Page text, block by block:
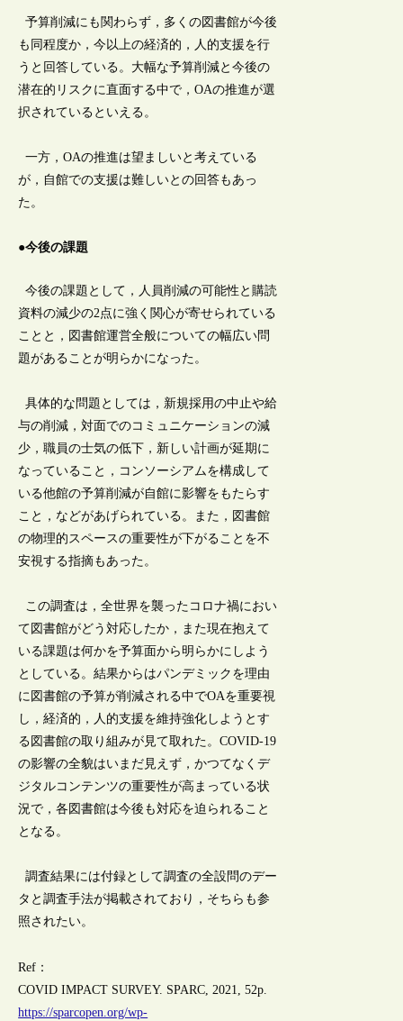
予算削減にも関わらず，多くの図書館が今後
も同程度か，今以上の経済的，人的支援を行
うと回答している。大幅な予算削減と今後の
潜在的リスクに直面する中で，OAの推進が選
択されているといえる。
一方，OAの推進は望ましいと考えている
が，自館での支援は難しいとの回答もあっ
た。
●今後の課題
今後の課題として，人員削減の可能性と購読
資料の減少の2点に強く関心が寄せられている
ことと，図書館運営全般についての幅広い問
題があることが明らかになった。
具体的な問題としては，新規採用の中止や給
与の削減，対面でのコミュニケーションの減
少，職員の士気の低下，新しい計画が延期に
なっていること，コンソーシアムを構成して
いる他館の予算削減が自館に影響をもたらす
こと，などがあげられている。また，図書館
の物理的スペースの重要性が下がることを不
安視する指摘もあった。
この調査は，全世界を襲ったコロナ禍におい
て図書館がどう対応したか，また現在抱えて
いる課題は何かを予算面から明らかにしよう
としている。結果からはパンデミックを理由
に図書館の予算が削減される中でOAを重要視
し，経済的，人的支援を維持強化しようとす
る図書館の取り組みが見て取れた。COVID-19
の影響の全貌はいまだ見えず，かつてなくデ
ジタルコンテンツの重要性が高まっている状
況で，各図書館は今後も対応を迫られること
となる。
調査結果には付録として調査の全設問のデー
タと調査手法が掲載されており，そちらも参
照されたい。
Ref：
COVID IMPACT SURVEY. SPARC, 2021, 52p.
https://sparcopen.org/wp-